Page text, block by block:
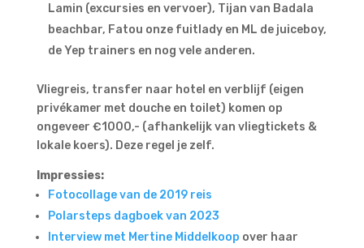
Lamin (excursies en vervoer), Tijan van Badala
beachbar, Fatou onze fuitlady en ML de juiceboy,
de Yep trainers en nog vele anderen.
Vliegreis, transfer naar hotel en verblijf (eigen
privékamer met douche en toilet) komen op
ongeveer €1000,- (afhankelijk van vliegtickets &
lokale koers). Deze regel je zelf.
Impressies:
Fotocollage van de 2019 reis
Polarsteps dagboek van 2023
Interview met Mertine Middelkoop over haar